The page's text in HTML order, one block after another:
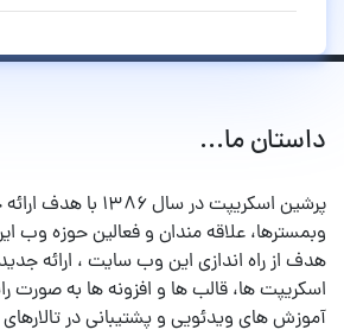
داستان ما...
پرشین اسکریپت در سال
وبمسترها، علاقه مندان و فعالین حوزه وب
هدف از راه اندازی این وب سایت ، ارائه
اسکریپت ها، قالب ها و افزونه ها به صورت
آموزش های ویدئویی و پشتیبانی در